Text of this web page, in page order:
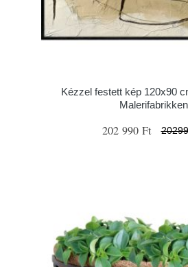
Kézzel festett kép 120x90
Malerifabrikken
202 990 Ft